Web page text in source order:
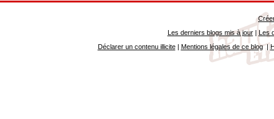
Les derniers blogs mis à jour| Les
Déclarer un contenu illicite| Mentions légales de ce blog|